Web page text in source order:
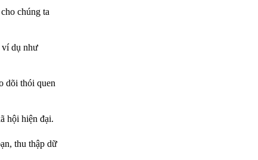
chúng ta
ví dụ như
dõi thói quen
hội hiện đại.
thu thập dữ